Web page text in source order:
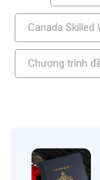
Canada Skilled
Chương trình